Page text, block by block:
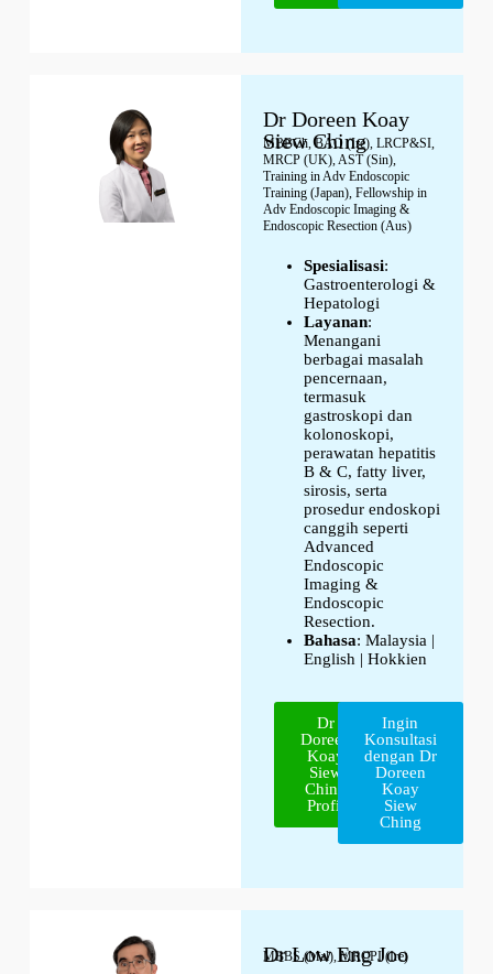
Dr Doreen Koay
Siew Ching
MBBCh, BAO (Ire), LRCP&SI,
MRCP (UK), AST (Sin),
Training in Adv Endoscopic
Training (Japan), Fellowship in
Adv Endoscopic Imaging &
Endoscopic Resection (Aus)
Spesialisasi:
Gastroenterologi &
Hepatologi
Layanan:
Menangani
berbagai masalah
pencernaan,
termasuk
gastroskopi dan
kolonoskopi,
perawatan hepatitis
B & C, fatty liver,
sirosis, serta
prosedur endoskopi
canggih seperti
Advanced
Endoscopic
Imaging &
Endoscopic
Resection.
Bahasa: Malaysia |
English | Hokkien
Dr
Doreen
Koay
Siew
Ching
Profil
Ingin
Konsultasi
dengan Dr
Doreen
Koay
Siew
Ching
Dr Low Eng Joo
MBBS (Mal), MRCPI (Ire)